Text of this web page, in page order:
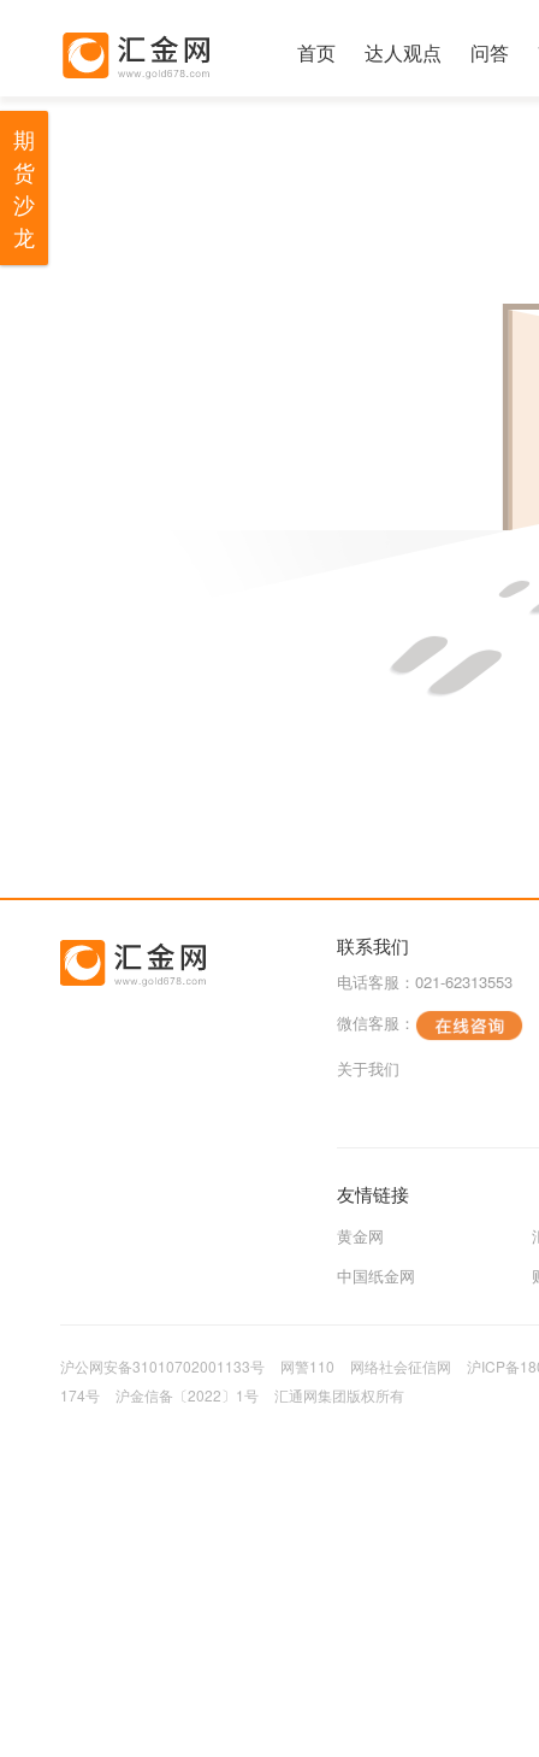
首页 达人观点 问答
联系我们
电话客服：021-62313553
微信客服：
关于我们
友情链接
黄金网
中国纸金网
沪公网安备31010702001133号 网警110 网络社会征信网
沪ICP备
174号
沪金信备〔2022〕1号 汇通网集团版权所有
期
货
沙
龙